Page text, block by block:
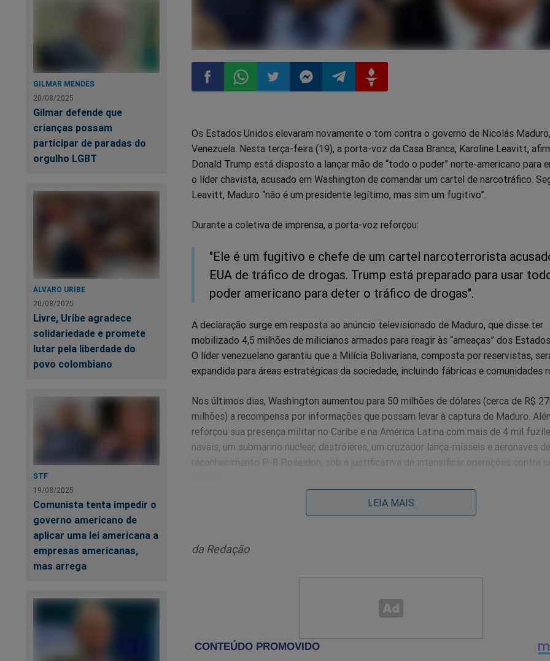
GILMAR MENDES
20/08/2025
Gilmar defende que
crianças possam
participar de paradas do
orgulho LGBT
ÁLVARO URIBE
20/08/2025
Livre, Uribe agradece
solidariedade e promete
lutar pela liberdade do
povo colombiano
STF
19/08/2025
Comunista tenta impedir o
governo americano de
aplicar uma lei americana a
empresas americanas,
mas arrega
no
Facebook
no
Whatsapp
no
Twitter
no
Messenger
no
Telegram
no
Gettr
Os Estados Unidos elevaram novamente o tom contra o governo de Nicolás
Venezuela. Nesta terça-feira (19), a porta-voz da Casa Branca, Karoline Leavitt,
Donald Trump está disposto a lançar mão de “todo o poder” norte-americano para
o líder chavista, acusado em Washington de comandar um cartel de narcotráfico.
Leavitt, Maduro “não é um presidente legítimo, mas sim um fugitivo”.
Durante a coletiva de imprensa, a porta-voz reforçou:
"Ele é um fugitivo e chefe de um cartel narcoterrorista
EUA de tráfico de drogas. Trump está preparado para usar
poder americano para deter o tráfico de drogas".
A declaração surge em resposta ao anúncio televisionado de Maduro, que disse ter
mobilizado 4,5 milhões de milicianos armados para reagir às “ameaças” dos
O líder venezuelano garantiu que a Milícia Bolivariana, composta por reservistas,
expandida para áreas estratégicas da sociedade, incluindo fábricas e comunidades
Nos últimos dias, Washington aumentou para 50 milhões de dólares (cerca de R$
milhões) a recompensa por informações que possam levar à captura de Maduro.
reforçou sua presença militar no Caribe e na América Latina com mais de 4 mil
navais, um submarino nuclear, destróieres, um cruzador lança-mísseis e aeronaves de
reconhecimento P-8 Poseidon, sob a justificativa de intensificar operações contra
O senador Bernie Moreno também adotou um discurso contundente contra o regime.
"Não toleraremos um narcoterrorista que inflige danos aos
paralela criada por Hugo Chávez.
LEIA MAIS
da Redação